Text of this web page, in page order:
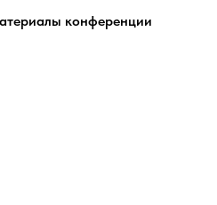
Мустафа
департамент
Ататюрка, г. Эрзурум,
конференции